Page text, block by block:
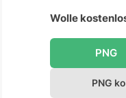
Wolle
PNG
PNG